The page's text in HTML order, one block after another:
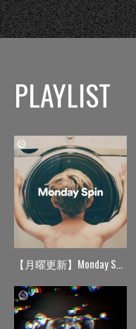
PLAYLIST
【月曜更新】Monday Spin